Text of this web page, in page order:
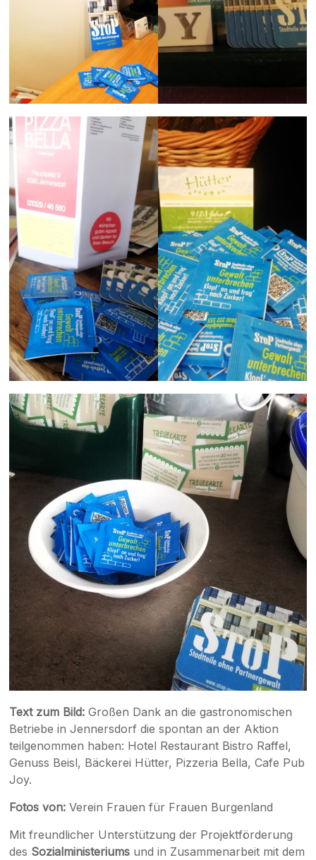
Text zum Bild: Großen Dank an die gastronomischen
Betriebe in Jennersdorf die spontan an der Aktion
teilgenommen haben: Hotel Restaurant Bistro Raffel,
Genuss Beisl, Bäckerei Hütter, Pizzeria Bella, Cafe Pub
Joy.
Fotos von: Verein Frauen für Frauen Burgenland
Mit freundlicher Unterstützung der Projektförderung
des Sozialministeriums und in Zusammenarbeit mit dem